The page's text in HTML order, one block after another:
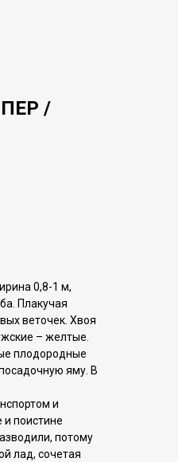
/
0,8-1 м,
Плакучая
веточек. Хвоя
– желтые.
плодородные
яму. В
и
поистине
потому
лад, сочетая